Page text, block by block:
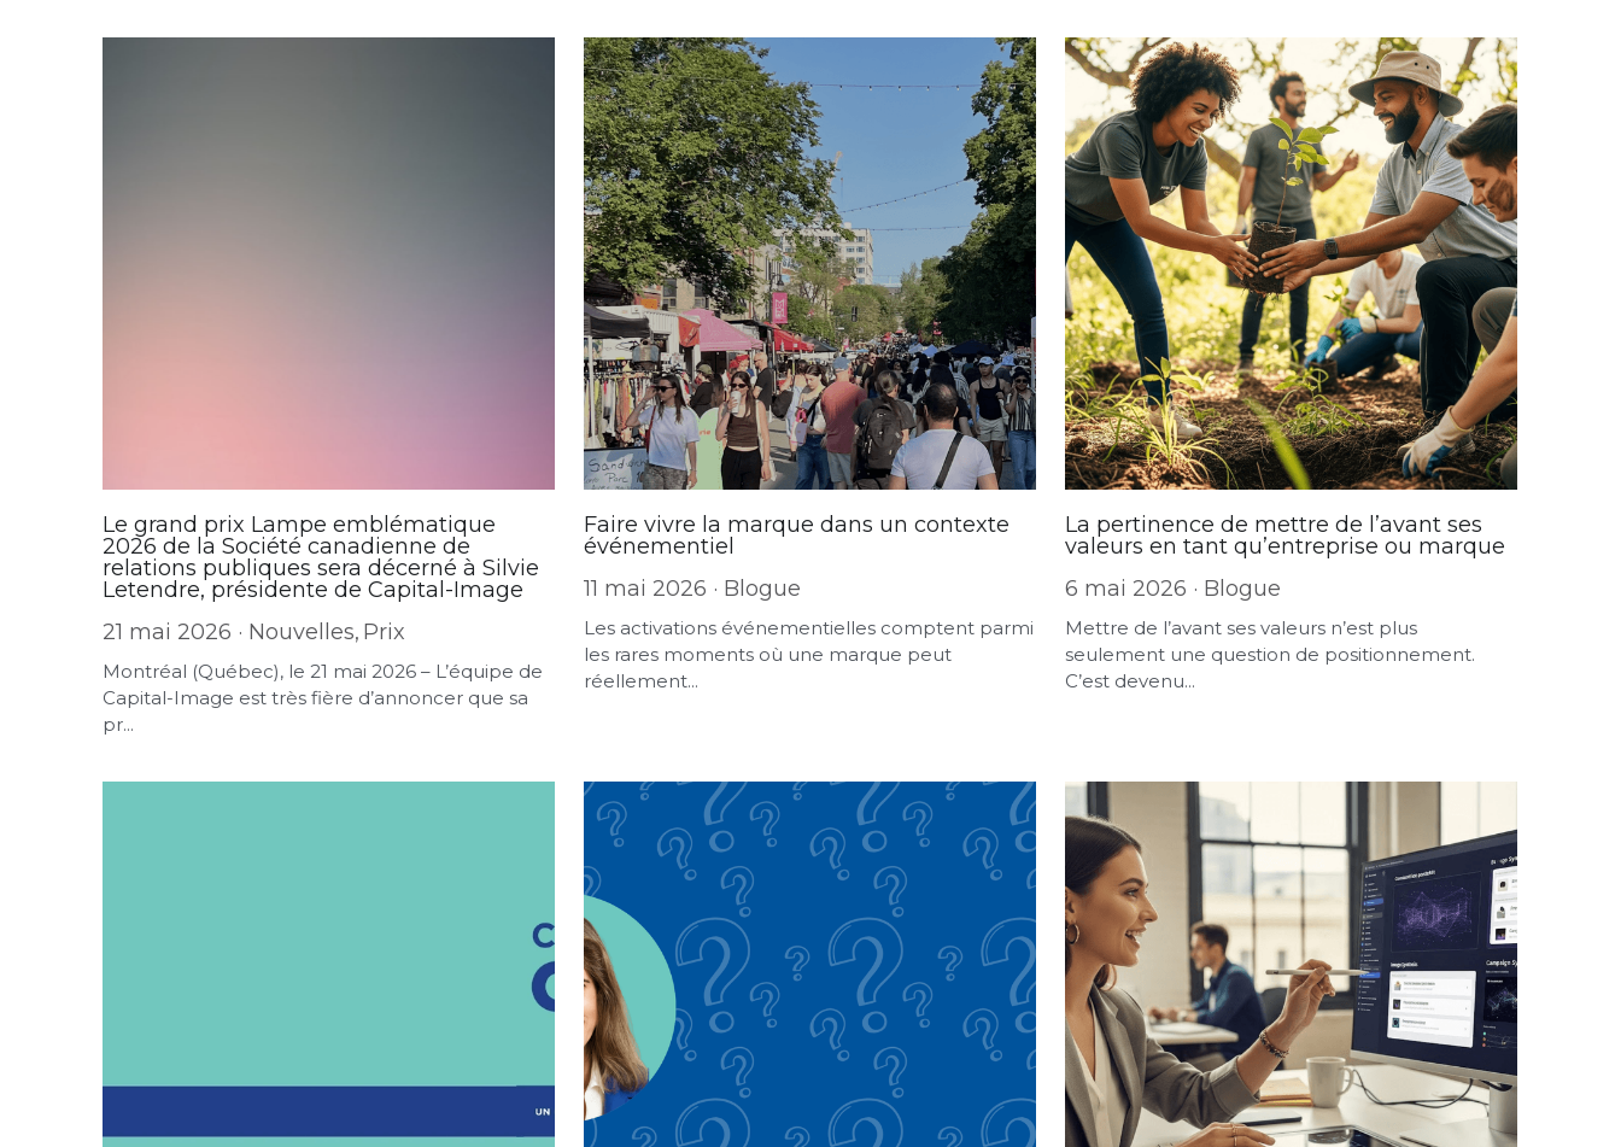
Le grand prix Lampe emblématique
2026 de la Société canadienne de
relations publiques sera décerné à Silvie
Letendre, présidente de Capital-Image
21 mai 2026 · Nouvelles, Prix
Montréal (Québec), le 21 mai 2026 – L’équipe de
Capital-Image est très fière d’annoncer que sa
pr...
Faire vivre la marque dans un contexte
événementiel
11 mai 2026 · Blogue
Les activations événementielles comptent parmi
les rares moments où une marque peut
réellement...
La pertinence de mettre de l’avant ses
valeurs en tant qu’entreprise ou marque
6 mai 2026 · Blogue
Mettre de l’avant ses valeurs n’est plus
seulement une question de positionnement.
C’est devenu...